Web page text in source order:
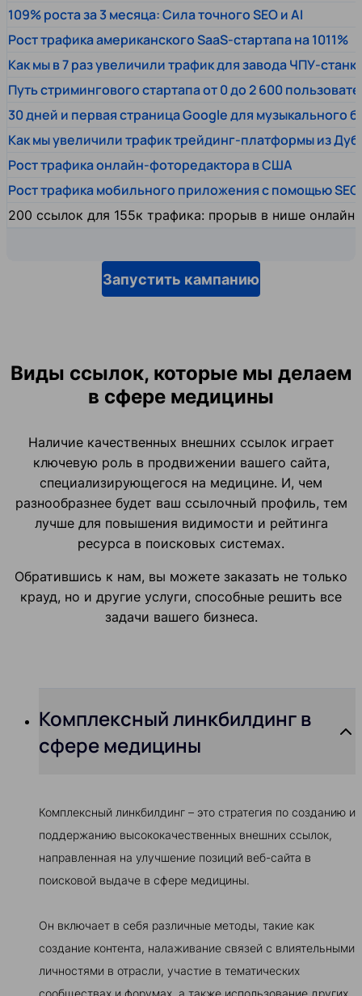
109% роста за 3 месяца: Сила точного SEO и AI
Рост трафика американского SaaS-стартапа на 1011%
Как мы в 7 раз увеличили трафик для завода ЧПУ-
Путь стримингового стартапа от 0 до 2 600
30 дней и первая страница Google для музыкального
Как мы увеличили трафик трейдинг-платформы из
Рост трафика онлайн-фоторедактора в США
Рост трафика мобильного приложения с помощью SEO
200 ссылок для 155к трафика: прорыв в нише
Запустить кампанию
Виды ссылок, которые мы делаем
в сфере медицины
Наличие качественных внешних ссылок играет
ключевую роль в продвижении вашего сайта,
специализирующегося на медицине. И, чем
разнообразнее будет ваш ссылочный профиль, тем
лучше для повышения видимости и рейтинга
ресурса в поисковых системах.
Обратившись к нам, вы можете заказать не только
крауд, но и другие услуги, способные решить все
задачи вашего бизнеса.
Комплексный линкбилдинг в
сфере медицины
Комплексный линкбилдинг – это стратегия по созданию и
поддержанию высококачественных внешних ссылок,
направленная на улучшение позиций веб-сайта в
поисковой выдаче в сфере медицины.
Он включает в себя различные методы, такие как
создание контента, налаживание связей с влиятельными
личностями в отрасли, участие в тематических
сообществах и форумах, а также использование других